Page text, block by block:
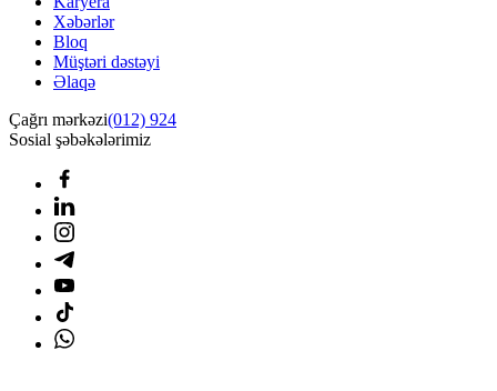
Xəbərlər
Bloq
Müştəri dəstəyi
Əlaqə
Çağrı mərkəzi(012) 924
Sosial şəbəkələrimiz